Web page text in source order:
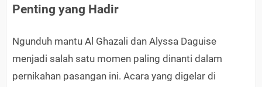
Penting yang Hadir
Ngunduh mantu Al Ghazali dan Alyssa Daguise
menjadi salah satu momen paling dinanti dalam
pernikahan pasangan ini. Acara yang digelar di